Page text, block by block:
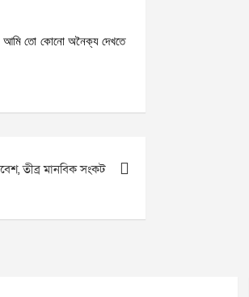
আমি তো কোনো অনৈক্য দেখতে
তীব্র মানবিক সংকট